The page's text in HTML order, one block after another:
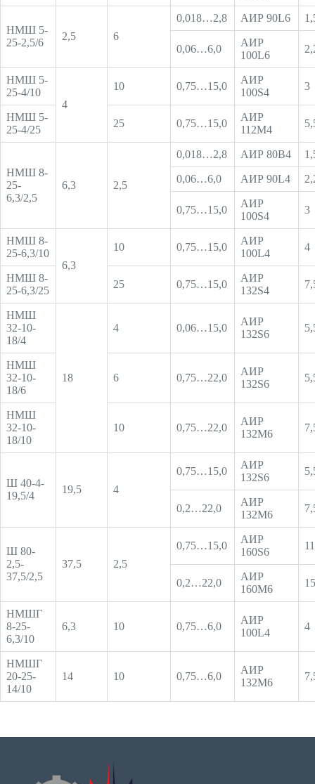
НМШ 5-
25-2,5/6
2,5 6
0,018…2,8 АИР 90L6
0,06…6,0
АИР
100L6
НМШ 5-
25-4/10
4
10 0,75…15,0
АИР
100S4
3
НМШ 5-
25-4/25
25 0,75…15,0
АИР
112М4
НМШ 8-
25-
6,3/2,5
6,3 2,5
0,018…2,8 АИР 80В4
0,06…6,0 АИР 90L4
0,75…15,0
АИР
100S4
3
НМШ 8-
25-6,3/10
6,3
10 0,75…15,0
АИР
100L4
4
НМШ 8-
25-6,3/25
25 0,75…15,0
АИР
132S4
НМШ
32-10-
18/4
18
4 0,06…15,0
АИР
132S6
НМШ
32-10-
18/6
6 0,75…22,0
АИР
132S6
НМШ
32-10-
18/10
10 0,75…22,0
АИР
132М6
Ш 40-4-
19,5/4
19,5 4
0,75…15,0
АИР
132S6
0,2…22,0
АИР
132М6
Ш 80-
2,5-
37,5/2,5
37,5 2,5
0,75…15,0
АИР
160S6
11
0,2…22,0
АИР
160М6
15
НМШГ
8-25-
6,3/10
6,3 10 0,75…6,0
АИР
100L4
4
НМШГ
20-25-
14/10
14 10 0,75…6,0
АИР
132М6